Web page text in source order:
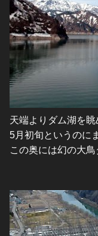
天端よりダム湖を眺
5月初旬というのに
この奥には幻の大鳥